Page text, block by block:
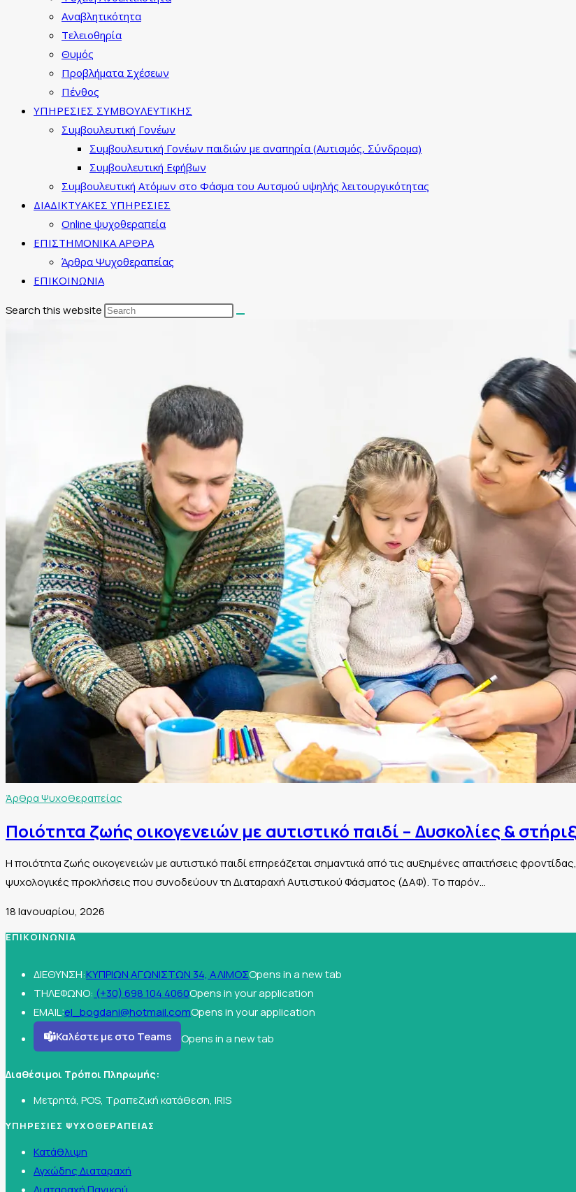
Αναβλητικότητα
Τελειοθηρία
Θυμός
Προβλήματα Σχέσεων
Πένθος
ΥΠΗΡΕΣΙΕΣ ΣΥΜΒΟΥΛΕΥΤΙΚΗΣ
Συμβουλευτική Γονέων
Συμβουλευτική Γονέων παιδιών με αναπηρία (Αυτισμός, Σύνδρομα)
Συμβουλευτική Εφήβων
Συμβουλευτική Ατόμων στο Φάσμα του Αυτσμού υψηλής λειτουργικότητας
ΔΙΑΔΙΚΤΥΑΚΕΣ ΥΠΗΡΕΣΙΕΣ
Online ψυχοθεραπεία
ΕΠΙΣΤΗΜΟΝΙΚΑ ΑΡΘΡΑ
Άρθρα Ψυχοθεραπείας
ΕΠΙΚΟΙΝΩΝΙΑ
Search this website
Άρθρα Ψυχοθεραπείας
Ποιότητα ζωής οικογενειών με αυτιστικό παιδί – Δυσκολίες &
Η ποιότητα ζωής οικογενειών με αυτιστικό παιδί επηρεάζεται σημαντικά από τις αυξημένες απαιτήσεις
ψυχολογικές προκλήσεις που συνοδεύουν τη Διαταραχή Αυτιστικού Φάσματος (ΔΑΦ). Το παρόν…
18 Ιανουαρίου, 2026
ΕΠΙΚΟΙΝΩΝΙΑ
ΔΙΕΘΥΝΣΗ:ΚΥΠΡΙΩΝ ΑΓΩΝΙΣΤΩΝ 34, ΑΛΙΜΟΣOpens in a new tab
ΤΗΛΕΦΩΝΟ: (+30) 698 104 4060Opens in your application
EMAIL:el_bogdani@hotmail.comOpens in your application
Καλέστε με στο Teams
Opens in a new tab
Διαθέσιμοι Τρόποι Πληρωμής:
Μετρητά, POS, Τραπεζική κατάθεση, IRIS
ΥΠΗΡΕΣΙΕΣ ΨΥΧΟΘΕΡΑΠΕΙΑΣ
Κατάθλιψη
Αγχώδης Διαταραχή